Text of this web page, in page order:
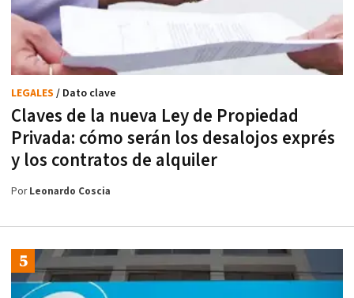
Claves de la nueva Ley de Propiedad
Privada: cómo serán los desalojos exprés
y los contratos de alquiler
LEGALES / Dato clave
PorLeonardo Coscia